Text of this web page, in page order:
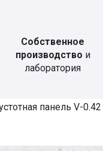
Собственное
производство и
лаборатория
панель V-